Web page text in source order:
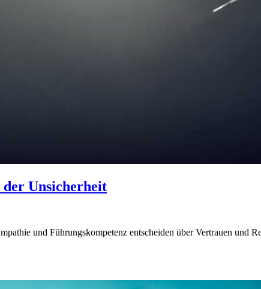
Unsicherheit
und Führungskompetenz entscheiden über Vertrauen und